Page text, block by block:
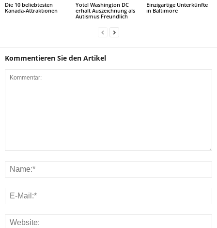
Die 10 beliebtesten
Kanada-Attraktionen
Yotel Washington DC
erhält Auszeichnung als
Autismus Freundlich
Einzigartige Unterkünfte
in Baltimore
Kommentieren Sie den Artikel